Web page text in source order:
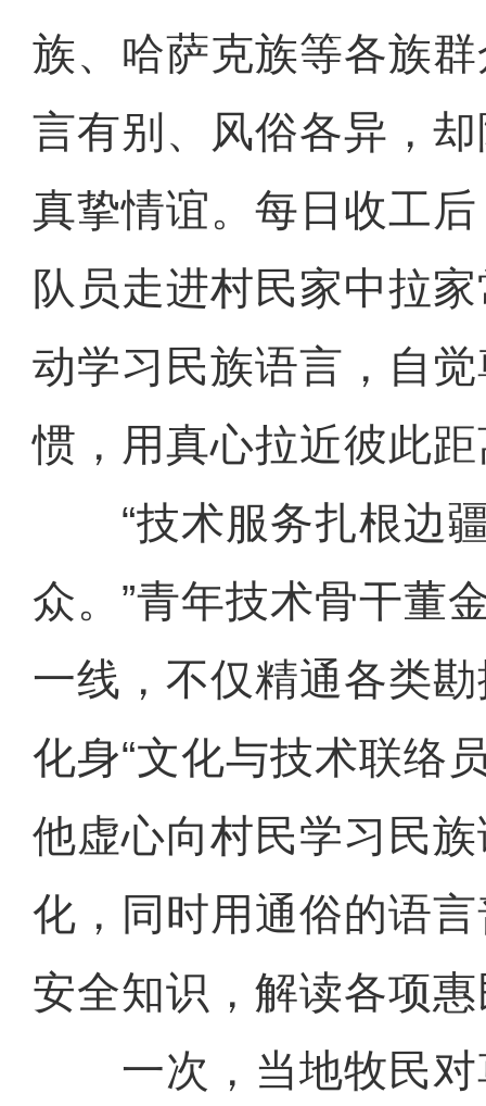
族、哈萨克族等各族
言有别、风俗各异，
真挚情谊。每日收工
队员走进村民家中拉
动学习民族语言，自
惯，用真心拉近彼此
“技术服务扎根边疆
众。”青年技术骨干董
一线，不仅精通各类
化身“文化与技术联络
他虚心向村民学习民
化，同时用通俗的语
安全知识，解读各项
一次，当地牧民对